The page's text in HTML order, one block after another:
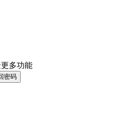
多功能
密码